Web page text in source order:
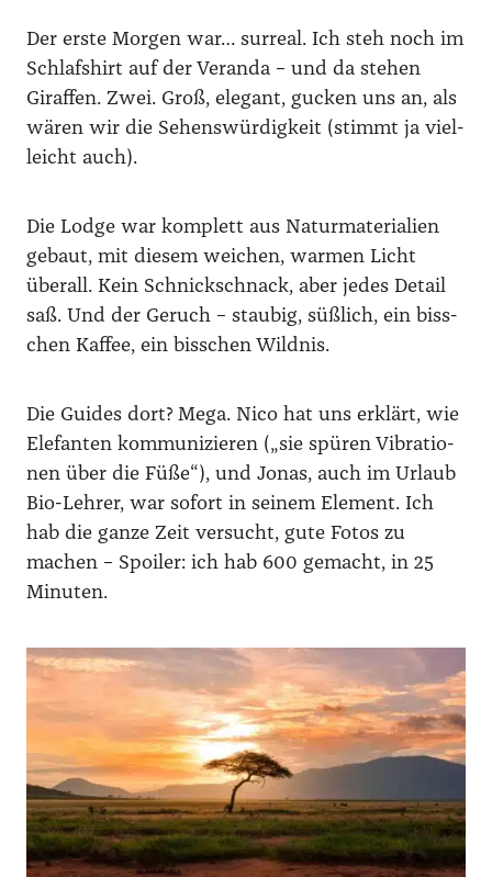
Der ers­te Mor­gen war… sur­re­al. Ich steh noch im
Schlaf­shirt auf der Veran­da – und da ste­hen
Giraf­fen. Zwei. Groß, ele­gant, gucken uns an, als
wären wir die Sehens­wür­dig­keit (stimmt ja viel­
leicht auch).
Die Lodge war kom­plett aus Natur­ma­te­ria­li­en
gebaut, mit die­sem wei­chen, war­men Licht
über­all. Kein Schnick­schnack, aber jedes Detail
saß. Und der Geruch – stau­big, süß­lich, ein biss­
chen Kaf­fee, ein biss­chen Wild­nis.
Die Gui­des dort? Mega. Nico hat uns erklärt, wie
Ele­fan­ten kom­mu­ni­zie­ren („sie spü­ren Vibra­tio­
nen über die Füße“), und Jonas, auch im Urlaub
Bio-Leh­rer, war sofort in sei­nem Ele­ment. Ich
hab die gan­ze Zeit ver­sucht, gute Fotos zu
machen – Spoi­ler: ich hab 600 gemacht, in 25
Minu­ten.